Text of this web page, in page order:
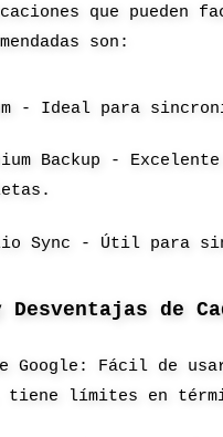
que pueden
son:
- Ideal para
Backup -
Sync - Útil para
de
Google: Fácil de
tiene límites en